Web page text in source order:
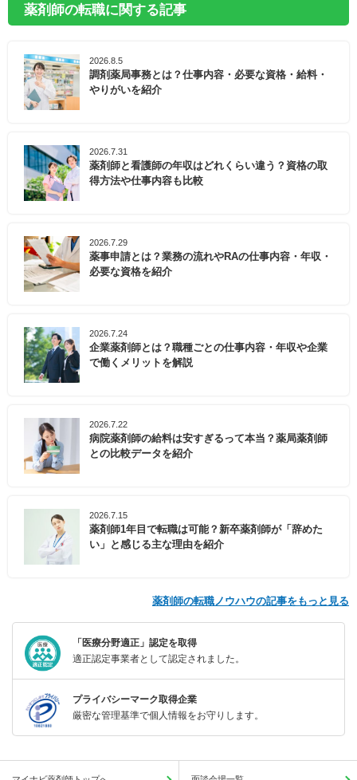
薬剤師の転職に関する記事
2026.8.5
調剤薬局事務とは？仕事内容・必要な資格・給料・
やりがいを紹介
2026.7.31
薬剤師と看護師の年収はどれくらい違う？資格の取
得方法や仕事内容も比較
2026.7.29
薬事申請とは？業務の流れやRAの仕事内容・年収・
必要な資格を紹介
2026.7.24
企業薬剤師とは？職種ごとの仕事内容・年収や企業
で働くメリットを解説
2026.7.22
病院薬剤師の給料は安すぎるって本当？薬局薬剤師
との比較データを紹介
2026.7.15
薬剤師1年目で転職は可能？新卒薬剤師が「辞めた
い」と感じる主な理由を紹介
薬剤師の転職ノウハウの記事をもっと見る
「医療分野適正」認定を取得
適正認定事業者として認定されました。
プライバシーマーク取得企業
厳密な管理基準で個人情報をお守りします。